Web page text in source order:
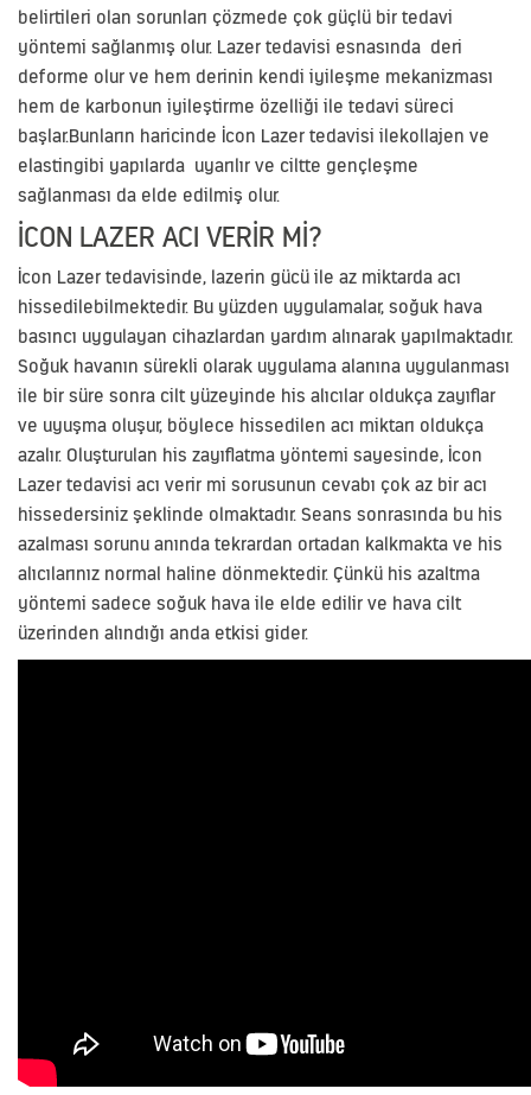
belirtileri olan sorunları çözmede çok güçlü bir tedavi
yöntemi sağlanmış olur. Lazer tedavisi esnasında deri
deforme olur ve hem derinin kendi iyileşme mekanizması
hem de karbonun iyileştirme özelliği ile tedavi süreci
başlar.Bunların haricinde İcon Lazer tedavisi ilekollajen ve
elastingibi yapılarda uyarılır ve ciltte gençleşme
sağlanması da elde edilmiş olur.
İCON LAZER ACI VERIR MI?
İcon Lazer tedavisinde, lazerin gücü ile az miktarda acı
hissedilebilmektedir. Bu yüzden uygulamalar, soğuk hava
basıncı uygulayan cihazlardan yardım alınarak yapılmaktadır.
Soğuk havanın sürekli olarak uygulama alanına uygulanması
ile bir süre sonra cilt yüzeyinde his alıcılar oldukça zayıflar
ve uyuşma oluşur, böylece hissedilen acı miktarı oldukça
azalır. Oluşturulan his zayıflatma yöntemi sayesinde, İcon
Lazer tedavisi acı verir mi sorusunun cevabı çok az bir acı
hissedersiniz şeklinde olmaktadır. Seans sonrasında bu his
azalması sorunu anında tekrardan ortadan kalkmakta ve his
alıcılarınız normal haline dönmektedir. Çünkü his azaltma
yöntemi sadece soğuk hava ile elde edilir ve hava cilt
üzerinden alındığı anda etkisi gider.